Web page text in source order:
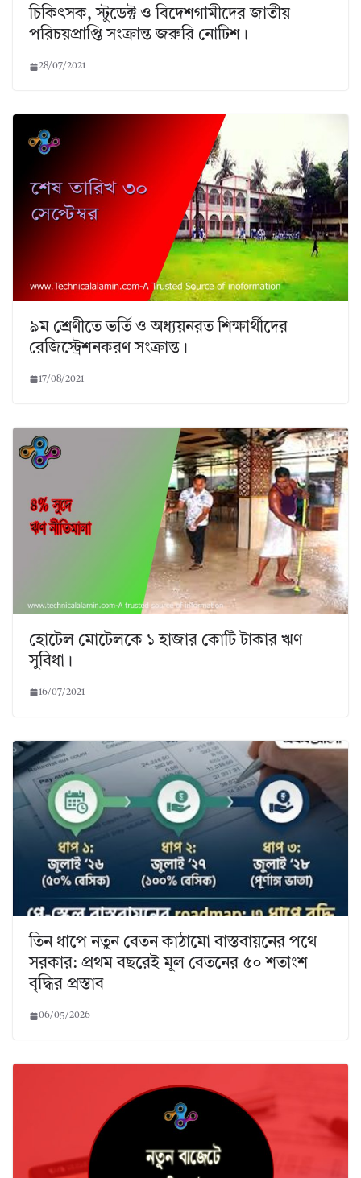
চিকিৎসক, স্টুডেক্ট ও বিদেশগামীদের জাতীয়
পরিচয়প্রাপ্তি সংক্রান্ত জরুরি নোটিশ।
28/07/2021
৯ম শ্রেণীতে ভর্তি ও অধ্যয়নরত শিক্ষার্থীদের
রেজিস্ট্রেশনকরণ সংক্রান্ত।
17/08/2021
হোটেল মোটেলকে ১ হাজার কোটি টাকার ঋণ
সুবিধা।
16/07/2021
তিন ধাপে নতুন বেতন কাঠামো বাস্তবায়নের পথে
সরকার: প্রথম বছরেই মূল বেতনের ৫০ শতাংশ
বৃদ্ধির প্রস্তাব
06/05/2026